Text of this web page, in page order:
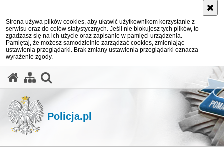
Strona używa plików cookies, aby ułatwić użytkownikom korzystanie z
serwisu oraz do celów statystycznych. Jeśli nie blokujesz tych plików, to
zgadzasz się na ich użycie oraz zapisanie w pamięci urządzenia.
Pamiętaj, że możesz samodzielnie zarządzać cookies, zmieniając
ustawienia przeglądarki. Brak zmiany ustawienia przeglądarki oznacza
wyrażenie zgody.
Policja.pl